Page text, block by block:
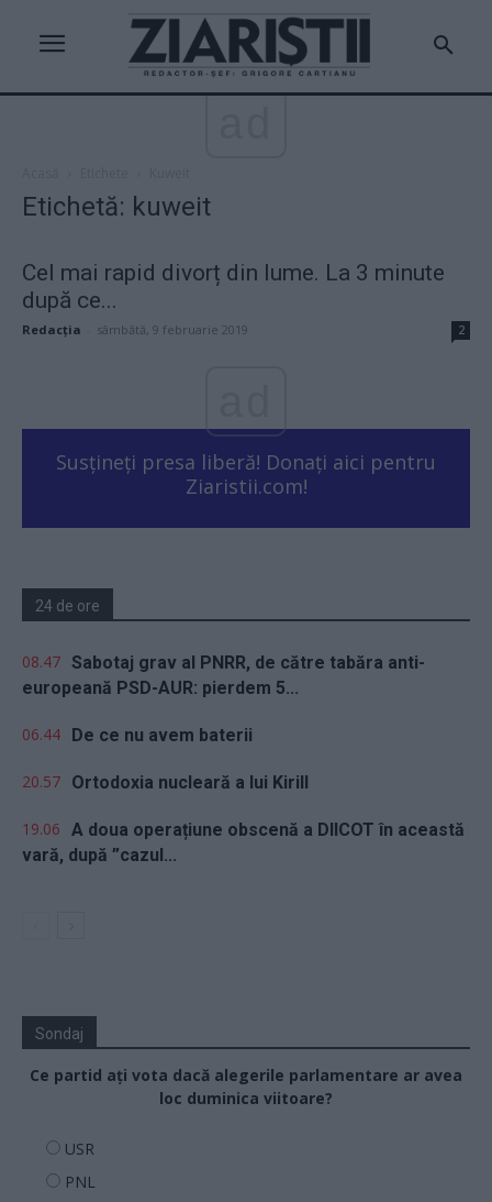
Etichetă: kuweit
Cel mai rapid divorț din lume. La 3 minute
după ce...
Redacţia sâmbătă, 9 februarie 2019 2
Susțineți presa liberă! Donați aici pentru
Ziaristii.com!
24 de ore
08.47 Sabotaj grav al PNRR, de către tabăra anti-
europeană PSD-AUR: pierdem 5...
06.44 De ce nu avem baterii
20.57 Ortodoxia nucleară a lui Kirill
19.06 A doua operațiune obscenă a DIICOT în această
vară, după ”cazul...
Sondaj
Ce partid ați vota dacă alegerile parlamentare ar avea
loc duminica viitoare?
USR
PNL